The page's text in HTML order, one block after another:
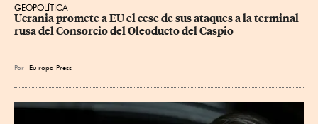
GEOPOLÍTICA
Ucrania promete a EU el cese de sus ataques a la terminal
rusa del Consorcio del Oleoducto del Caspio
Por Eu ropa Press